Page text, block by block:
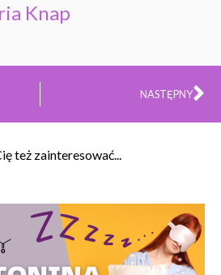
Knap
NASTĘPNY
też zainteresować...